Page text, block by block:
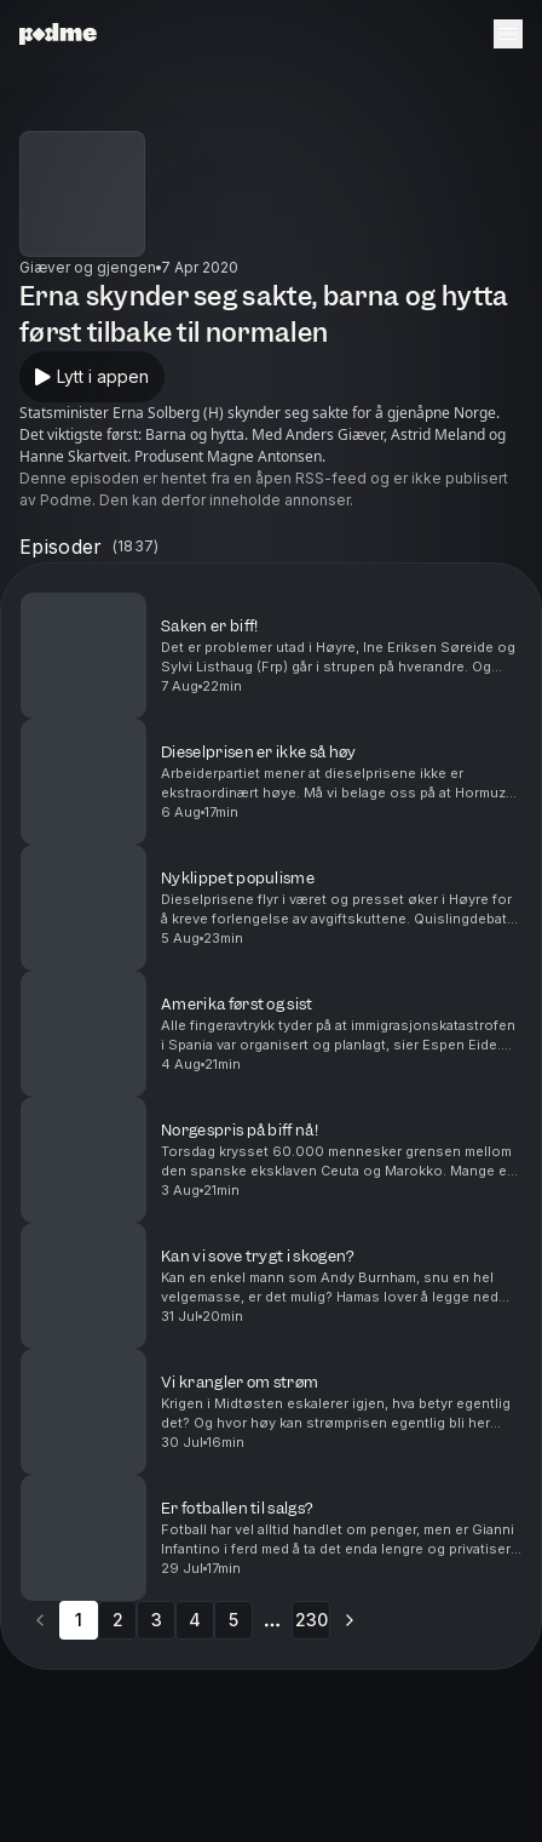
Giæver og gjengen 7 Apr 2020
Erna skynder seg sakte, barna og hytta
først tilbake til normalen
Lytt i appen
Statsminister Erna Solberg (H) skynder seg sakte for å gjenåpne Norge.
Det viktigste først: Barna og hytta. Med Anders Giæver, Astrid Meland og
Hanne Skartveit. Produsent Magne Antonsen.
Denne episoden er hentet fra en åpen RSS-feed og er ikke publisert
av Podme. Den kan derfor inneholde annonser.
Episoder (1837)
Saken er biff!
Det er problemer utad i Høyre, Ine Eriksen Søreide og
Sylvi Listhaug (Frp) går i strupen på hverandre. Og
Rødt går inn i debatten om prisen på indrefilet, slik er
7 Aug 22min
Dieselprisen er ikke så høy
Arbeiderpartiet mener at dieselprisene ikke er
ekstraordinært høye. Må vi belage oss på at Hormuz-
stredet blir liggende bak betalingsmur i uoverskuelig
6 Aug 17min
Nyklippet populisme
Dieselprisene flyr i været og presset øker i Høyre for
å kreve forlengelse av avgiftskuttene. Quislingdebatt i
Sverige, den norske landssvikeren er aktualisert i
5 Aug 23min
Amerika først og sist
Alle fingeravtrykk tyder på at immigrasjonskatastrofen
i Spania var organisert og planlagt, sier Espen Eide.
Bør det innføre et tak for samlede velferdsytelser er
4 Aug 21min
Norgespris på biff nå!
Torsdag krysset 60.000 mennesker grensen mellom
den spanske eksklaven Ceuta og Marokko. Mange er
drept og alle skylder på hverandre i sakens anledning,
3 Aug 21min
Kan vi sove trygt i skogen?
Kan en enkel mann som Andy Burnham, snu en hel
velgemasse, er det mulig? Hamas lover å legge ned
våpenet, er det et gjennombrudd eller er det ren
31 Jul 20min
Vi krangler om strøm
Krigen i Midtøsten eskalerer igjen, hva betyr egentlig
det? Og hvor høy kan strømprisen egentlig bli her
hjemme? Med Hanne Skartveit, Ayesha Wolasmal og
30 Jul 16min
Er fotballen til salgs?
Fotball har vel alltid handlet om penger, men er Gianni
Infantino i ferd med å ta det enda lengre og privatisere
fotball-VM. Og hvem skal lede an i debatten om
29 Jul 17min
1 2 3 4 5 230